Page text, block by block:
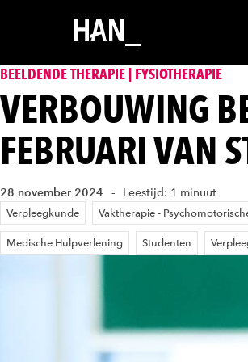
BEELDENDE THERAPIE | FYSIOTHERAPIE
VERBOUWING
FEBRUARI VAN
28 november 2024 Leestijd: 1 minuut
Verpleegkunde Vaktherapie -
Medische Hulpverlening Studenten